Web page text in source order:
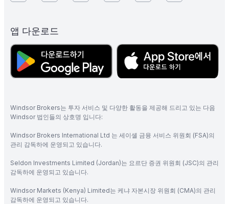
앱 다운로드
Windsor Brokers는 투자 서비스 및 다양한 활동을 제공해 드리고 있는 다음
Windsor 법인들의 상호명 입니다:
Windsor Brokers International Ltd 는 세이셸 금융 서비스 위원회 (FSA)의
관리 감독하에 운영되고 있습니다.
Seldon Investments Limited (Jordan)는 요르단 증권 위원회 (JSC)의 관리
감독하에 운영되고 있습니다.
Windsor Markets (Kenya) Limited는 케냐 자본시장 위원회 (CMA)의 관리
감독하에 운영되고 있습니다.